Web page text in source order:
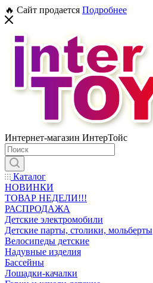
🔥 Сайт продается Подробнее
Интернет-магазин ИнтерТойс
Каталог
НОВИНКИ
ТОВАР НЕДЕЛИ!!!
РАСПРОДАЖА
Детские электромобили
Детские парты, столики, мольберты
Велосипеды детские
Надувные изделия
Бассейны
Лошадки-качалки